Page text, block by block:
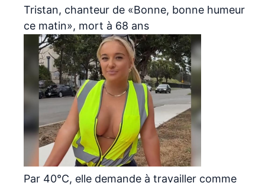
Tristan, chanteur de «Bonne, bonne humeur
ce matin», mort à 68 ans
Par 40°C, elle demande à travailler comme